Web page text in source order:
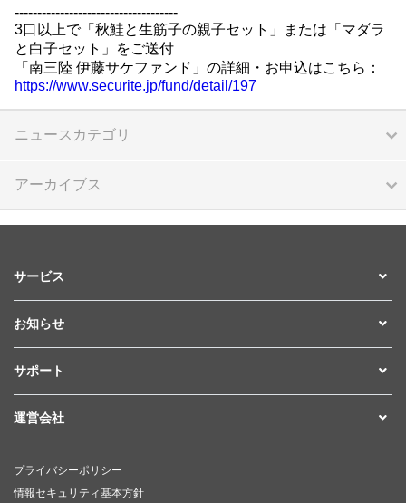
------------------------------------
3口以上で「秋鮭と生筋子の親子セット」または「マダラ
と白子セット」をご送付
「南三陸 伊藤サケファンド」の詳細・お申込はこちら：
https://www.securite.jp/fund/detail/197
ニュースカテゴリ
アーカイブス
サービス
お知らせ
サポート
運営会社
プライバシーポリシー
情報セキュリティ基本方針